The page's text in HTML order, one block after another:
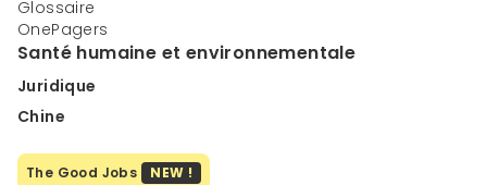
Glossaire
OnePagers
Santé humaine et environnementale
Juridique
Chine
The Good Jobs NEW !